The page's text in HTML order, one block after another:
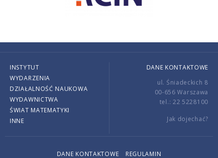
INSTYTUT
WYDARZENIA
DZIAŁALNOŚĆ NAUKOWA
WYDAWNICTWA
ŚWIAT MATEMATYKI
INNE
DANE KONTAKTOWE
ul. Śniadeckich 8
00-656 Warszawa
tel.: 22 5228100
Jak dojechać?
DANE KONTAKTOWE REGULAMIN